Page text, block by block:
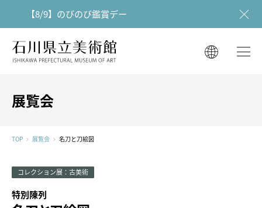
【8/9】のびのび鑑賞デー
展覧会
TOP 展覧会 名刀と刀絵図
コレクション展：古美術
特別陳列